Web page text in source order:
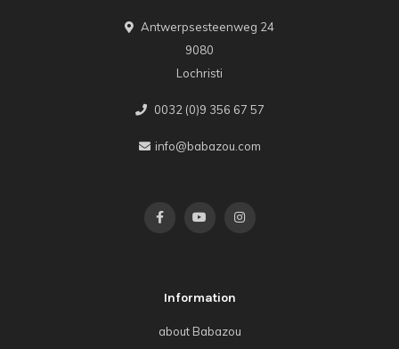
Antwerpsesteenweg 24
9080
Lochristi
0032 (0)9 356 67 57
info@babazou.com
Information
about Babazou